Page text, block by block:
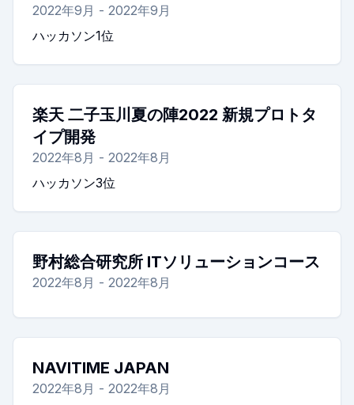
2022年9月 - 2022年9月
ハッカソン1位
楽天 二子玉川夏の陣2022 新規プロトタ
イプ開発
2022年8月 - 2022年8月
ハッカソン3位
野村総合研究所 ITソリューションコース
2022年8月 - 2022年8月
NAVITIME JAPAN
2022年8月 - 2022年8月